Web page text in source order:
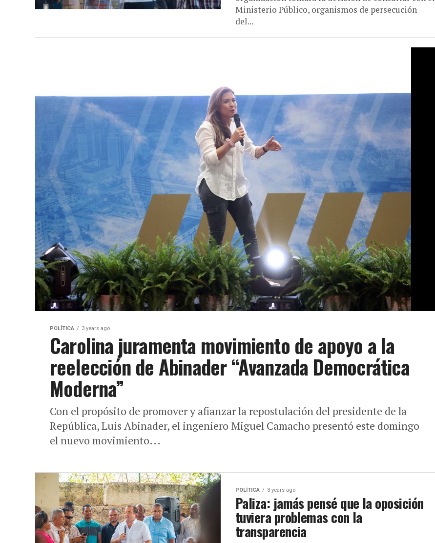
Ministerio Público, organismos de persecución
del...
POLÍTICA 3 years ago
Carolina juramenta movimiento de apoyo a la
reelección de Abinader “Avanzada Democrática
Moderna”
Con el propósito de promover y afianzar la repostulación del presidente de la
República, Luis Abinader, el ingeniero Miguel Camacho presentó este domingo
el nuevo movimiento...
POLÍTICA 3 years ago
Paliza: jamás pensé que la oposición
tuviera problemas con la
transparencia